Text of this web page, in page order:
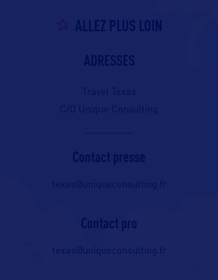
ALLEZ PLUS LOIN
ADRESSES
Travel Texas
C/O Unique Consulting
Contact presse
texas@uniqueconsulting.fr
Contact pro
texas@uniqueconsulting.fr